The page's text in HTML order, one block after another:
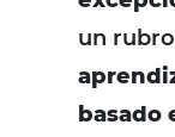
un
basado